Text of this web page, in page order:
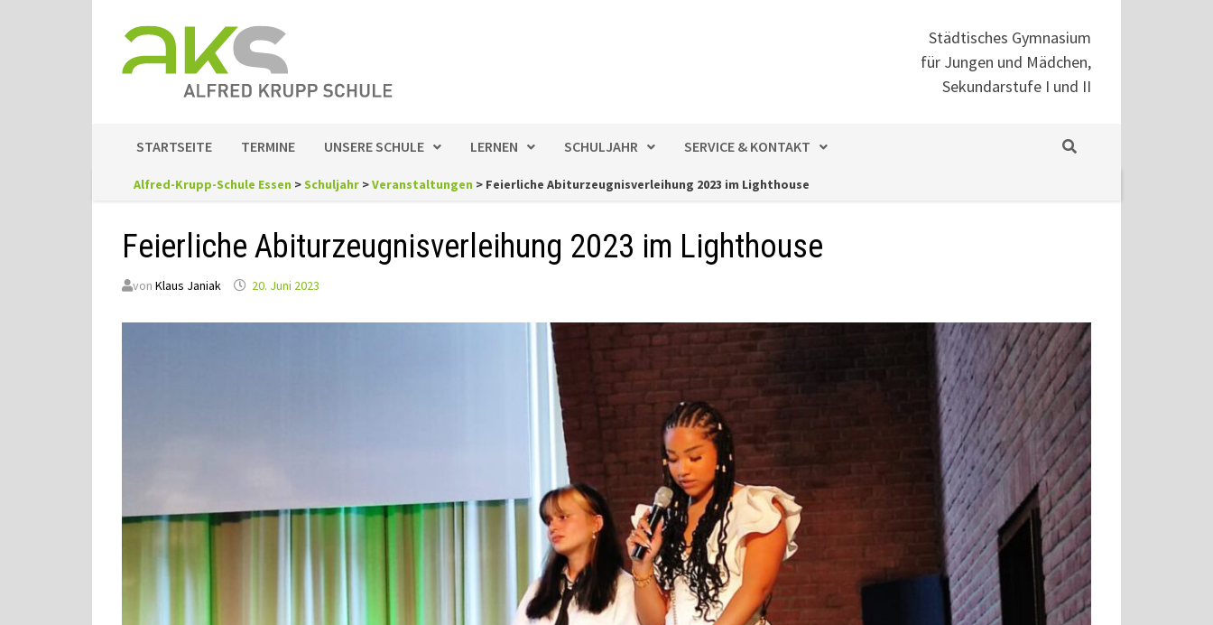
Inhalt
springen
Städtisches Gymnasium
für Jungen und Mädchen,
Sekundarstufe I und II
STARTSEITE TERMINE UNSERE SCHULE LERNEN SCHULJAHR SERVICE & KONTAKT
Alfred-Krupp-Schule Essen >Schuljahr >Veranstaltungen > Feierliche Abiturzeugnisverleihung 2023 im Lighthouse
Feierliche Abiturzeugnisverleihung 2023 im Lighthouse
von Klaus Janiak 20. Juni 2023